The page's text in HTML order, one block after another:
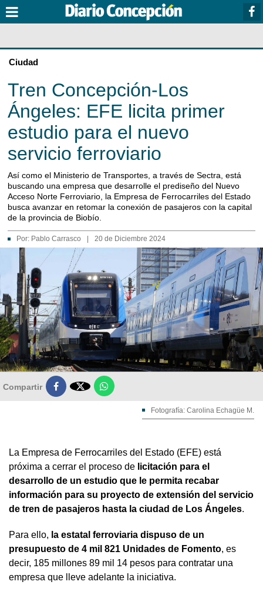
Ciudad
Tren Concepción-Los
Ángeles: EFE licita primer
estudio para el nuevo
servicio ferroviario
Así como el Ministerio de Transportes, a través de Sectra, está
buscando una empresa que desarrolle el prediseño del Nuevo
Acceso Norte Ferroviario, la Empresa de Ferrocarriles del Estado
busca avanzar en retomar la conexión de pasajeros con la capital
de la provincia de Biobío.
Por: Pablo Carrasco 20 de Diciembre 2024
Compartir 
Fotografía: Carolina Echagüe M.
La Empresa de Ferrocarriles del Estado (EFE) está
próxima a cerrar el proceso de licitación para el
desarrollo de un estudio que le permita recabar
información para su proyecto de extensión del servicio
de tren de pasajeros hasta la ciudad de Los Ángeles.
Para ello, la estatal ferroviaria dispuso de un
presupuesto de 4 mil 821 Unidades de Fomento, es
decir, 185 millones 89 mil 14 pesos para contratar una
empresa que lleve adelante la iniciativa.